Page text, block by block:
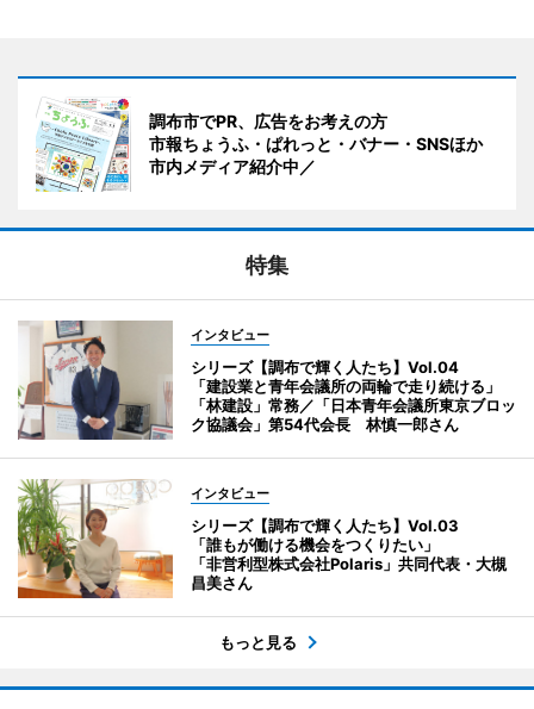
調布市でPR、広告をお考えの方
市報ちょうふ・ぱれっと・バナー・SNSほか
市内メディア紹介中／
特集
インタビュー
シリーズ【調布で輝く人たち】Vol.04
「建設業と青年会議所の両輪で走り続ける」
「林建設」常務／「日本青年会議所東京ブロッ
ク協議会」第54代会長 林慎一郎さん
インタビュー
シリーズ【調布で輝く人たち】Vol.03
「誰もが働ける機会をつくりたい」
「非営利型株式会社Polaris」共同代表・大槻
昌美さん
もっと見る